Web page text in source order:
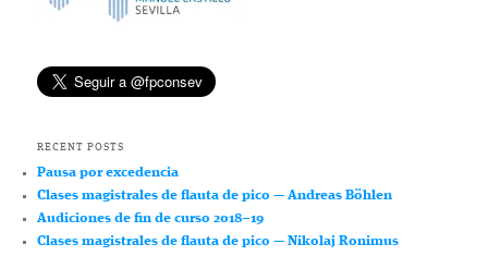
RECENT POSTS
Pausa por excedencia
Clases magistrales de flauta de pico — Andreas Böhlen
Audiciones de fin de curso 2018–19
Clases magistrales de flauta de pico — Nikolaj Ronimus